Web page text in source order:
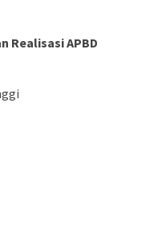
Realisasi APBD